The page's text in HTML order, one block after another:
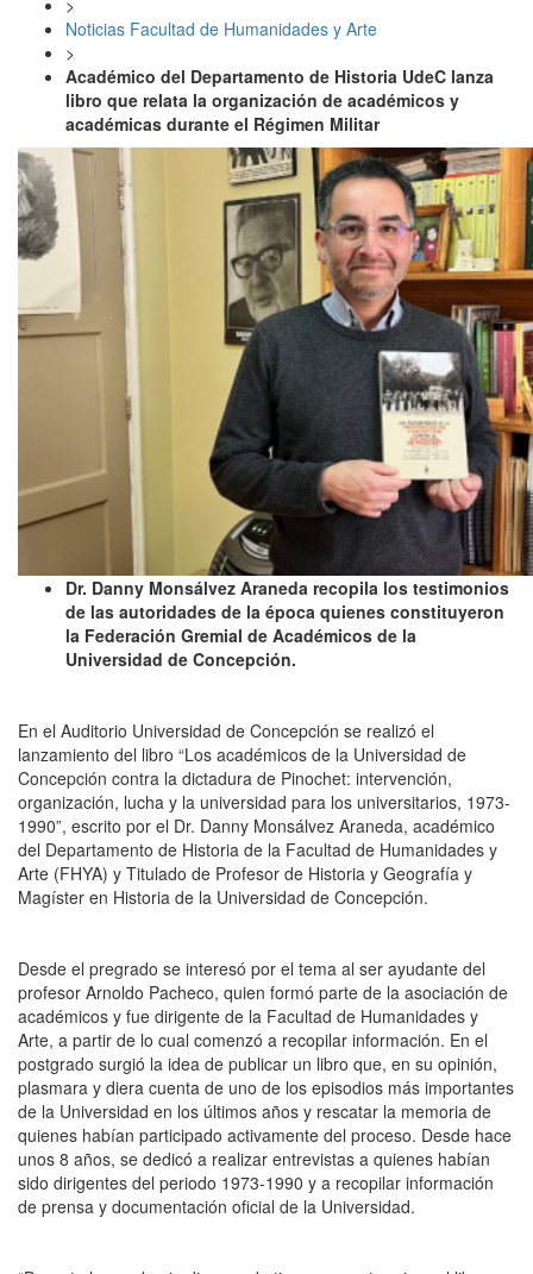
Noticias Facultad de Humanidades y Arte
>
Académico del Departamento de Historia UdeC lanza
libro que relata la organización de académicos y
académicas durante el Régimen Militar
Dr. Danny Monsálvez Araneda recopila los testimonios
de las autoridades de la época quienes constituyeron
la Federación Gremial de Académicos de la
Universidad de Concepción.
En el Auditorio Universidad de Concepción se realizó el
lanzamiento del libro “Los académicos de la Universidad de
Concepción contra la dictadura de Pinochet: intervención,
organización, lucha y la universidad para los universitarios, 1973-
1990”, escrito por el Dr. Danny Monsálvez Araneda, académico
del Departamento de Historia de la Facultad de Humanidades y
Arte (FHYA) y Titulado de Profesor de Historia y Geografía y
Magíster en Historia de la Universidad de Concepción.
Desde el pregrado se interesó por el tema al ser ayudante del
profesor Arnoldo Pacheco, quien formó parte de la asociación de
académicos y fue dirigente de la Facultad de Humanidades y
Arte, a partir de lo cual comenzó a recopilar información. En el
postgrado surgió la idea de publicar un libro que, en su opinión,
plasmara y diera cuenta de uno de los episodios más importantes
de la Universidad en los últimos años y rescatar la memoria de
quienes habían participado activamente del proceso. Desde hace
unos 8 años, se dedicó a realizar entrevistas a quienes habían
sido dirigentes del periodo 1973-1990 y a recopilar información
de prensa y documentación oficial de la Universidad.